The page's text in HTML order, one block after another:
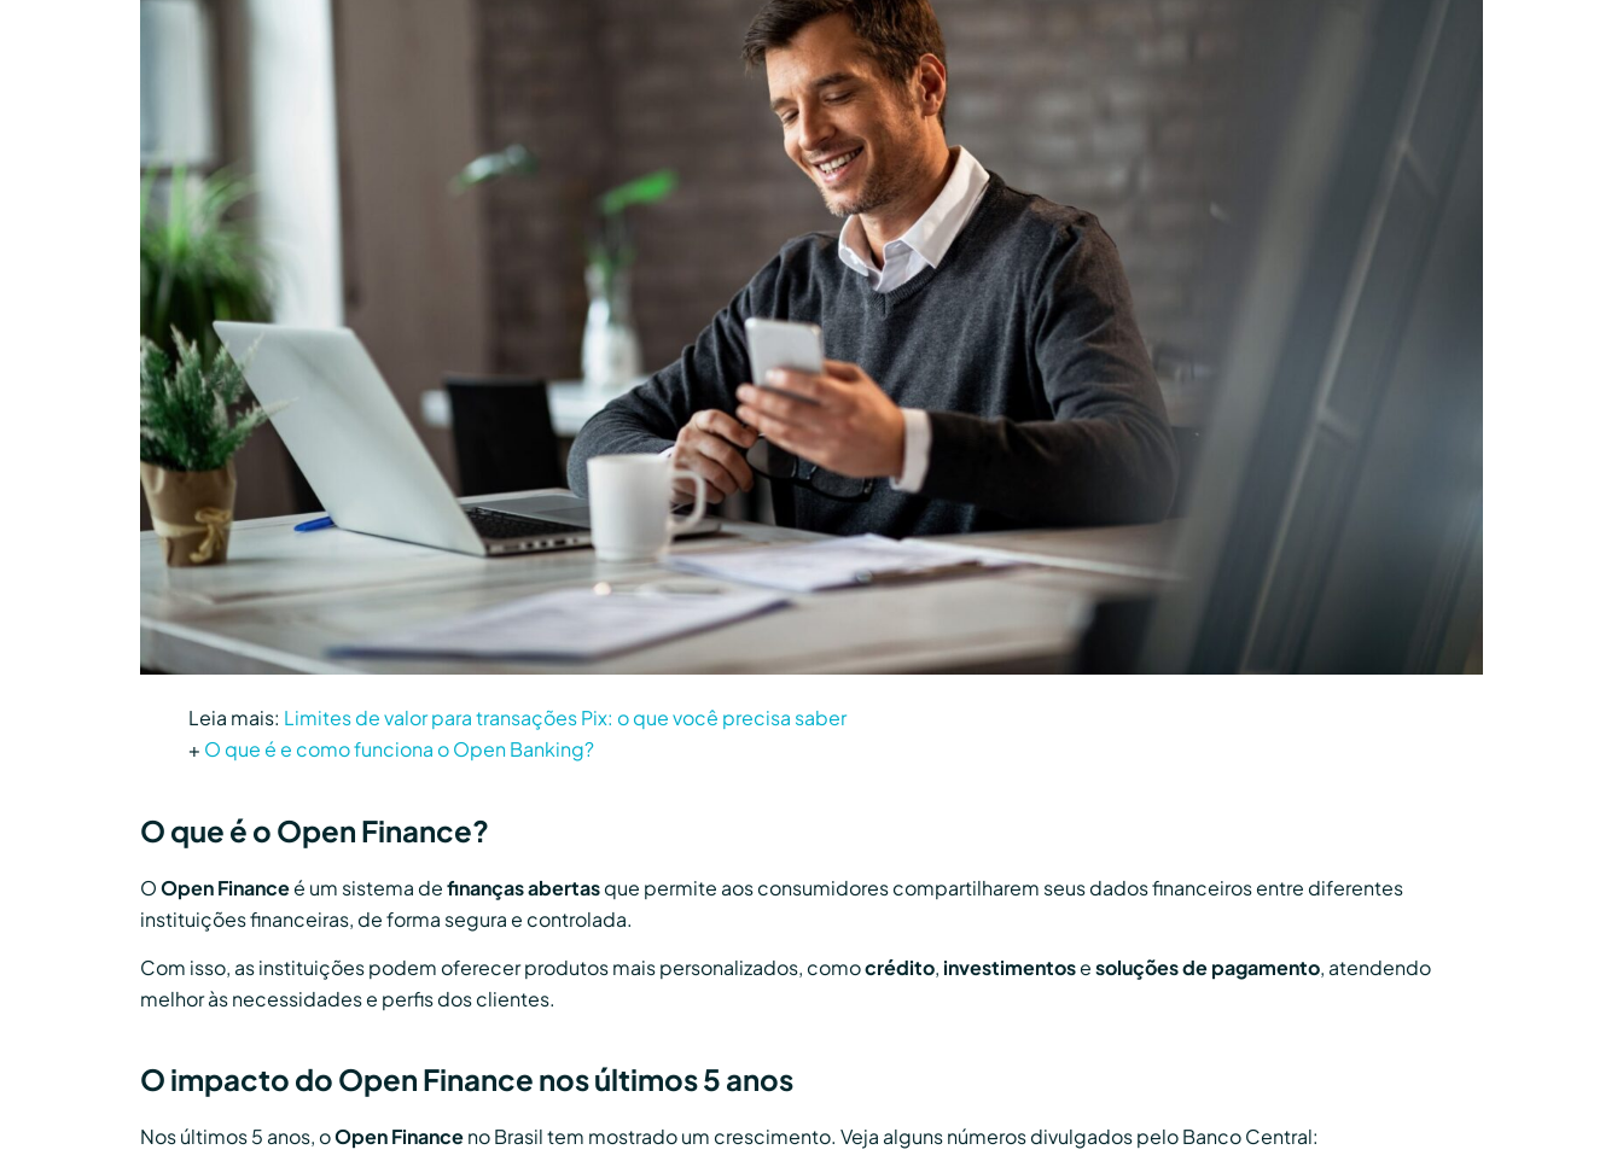
Leia mais: Limites de valor para transações Pix: o que você precisa saber
+ O que é e como funciona o Open Banking?
O que é o Open Finance?
OOpen Financeé um sistema definanças abertasque permite aos consumidores compartilharem seus dados financeiros entre diferentes
instituições financeiras, de forma segura e controlada.
Com isso, as instituições podem oferecer produtos mais personalizados, comocrédito, investimentosesoluções de pagamento, atendendo
melhor às necessidades e perfis dos clientes.
O impacto do Open Finance nos últimos 5 anos
Nos últimos 5 anos, oOpen Financeno Brasil tem mostrado um crescimento. Veja alguns números divulgados pelo Banco Central: